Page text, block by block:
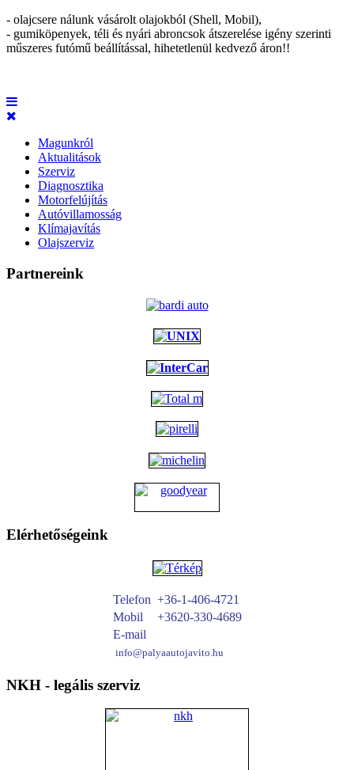
- olajcsere nálunk vásárolt olajokból (Shell, Mobil),
- gumiköpenyek, téli és nyári abroncsok átszerelése igény szerinti
műszeres futómű beállítással, hihetetlenül kedvező áron!!
Magunkról
Aktualitások
Szerviz
Diagnosztika
Motorfelújítás
Autóvillamosság
Klímajavítás
Olajszerviz
Partnereink
Elérhetőségeink
Telefon +36-1-406-4721
Mobil
+3620-330-4689
E-mail
info@palyaautojavito.hu
NKH - legális szerviz